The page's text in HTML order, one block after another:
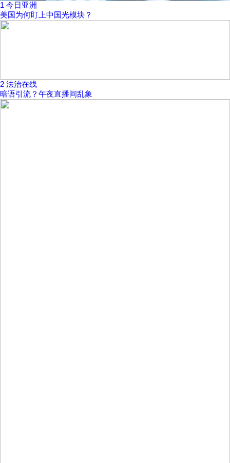
1 今日亚洲
美国为何盯上中国光模块？
2 法治在线
暗语引流？午夜直播间乱象